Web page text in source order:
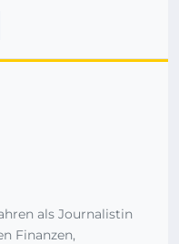
als Journalistin
Finanzen,